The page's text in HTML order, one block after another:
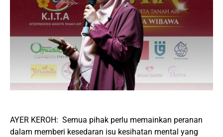
AYER KEROH: Semua pihak perlu memainkan peranan
dalam memberi kesedaran isu kesihatan mental yang